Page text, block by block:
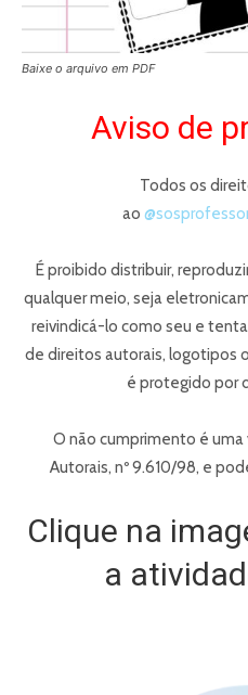
Baixe o arquivo em PDF
Aviso de
Todos os
ao
É proibido distribuir,
qualquer meio, seja
reivindicá-lo como seu e
de direitos autorais, logotipos
é protegido por
O não cumprimento é
Autorais, nº 9.610/98, e
Clique na
a